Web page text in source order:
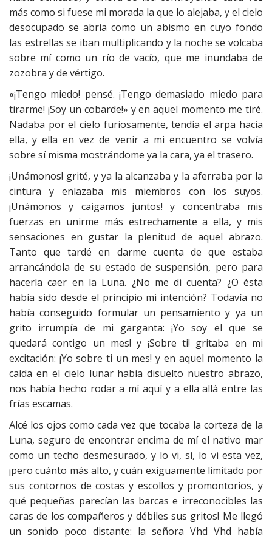
más como si fuese mi morada la que lo alejaba, y el cielo
desocupado se abría como un abismo en cuyo fondo
las estrellas se iban multiplicando y la noche se volcaba
sobre mí como un río de vacío, que me inundaba de
zozobra y de vértigo.
«¡Tengo miedo! pensé. ¡Tengo demasiado miedo para
tirarme! ¡Soy un cobarde!» y en aquel momento me tiré.
Nadaba por el cielo furiosamente, tendía el arpa hacia
ella, y ella en vez de venir a mi encuentro se volvía
sobre sí misma mostrándome ya la cara, ya el trasero.
¡Unámonos! grité, y ya la alcanzaba y la aferraba por la
cintura y enlazaba mis miembros con los suyos.
¡Unámonos y caigamos juntos! y concentraba mis
fuerzas en unirme más estrechamente a ella, y mis
sensaciones en gustar la plenitud de aquel abrazo.
Tanto que tardé en darme cuenta de que estaba
arrancándola de su estado de suspensión, pero para
hacerla caer en la Luna. ¿No me di cuenta? ¿O ésta
había sido desde el principio mi intención? Todavía no
había conseguido formular un pensamiento y ya un
grito irrumpía de mi garganta: ¡Yo soy el que se
quedará contigo un mes! y ¡Sobre ti! gritaba en mi
excitación: ¡Yo sobre ti un mes! y en aquel momento la
caída en el cielo lunar había disuelto nuestro abrazo,
nos había hecho rodar a mí aquí y a ella allá entre las
frías escamas.
Alcé los ojos como cada vez que tocaba la corteza de la
Luna, seguro de encontrar encima de mí el nativo mar
como un techo desmesurado, y lo vi, sí, lo vi esta vez,
¡pero cuánto más alto, y cuán exiguamente limitado por
sus contornos de costas y escollos y promontorios, y
qué pequeñas parecían las barcas e irreconocibles las
caras de los compañeros y débiles sus gritos! Me llegó
un sonido poco distante: la señora Vhd Vhd había